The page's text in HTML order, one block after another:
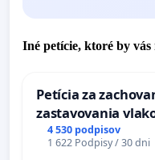
Iné petície, ktoré by
Petícia za
zastavovania
Expres (Ex)
stanici Púchov
4 530 podpisov
1 622 Podpisy / 30 dni